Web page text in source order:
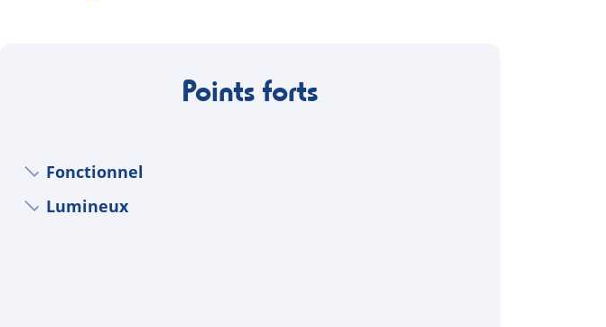
Points forts
Fonctionnel
Lumineux